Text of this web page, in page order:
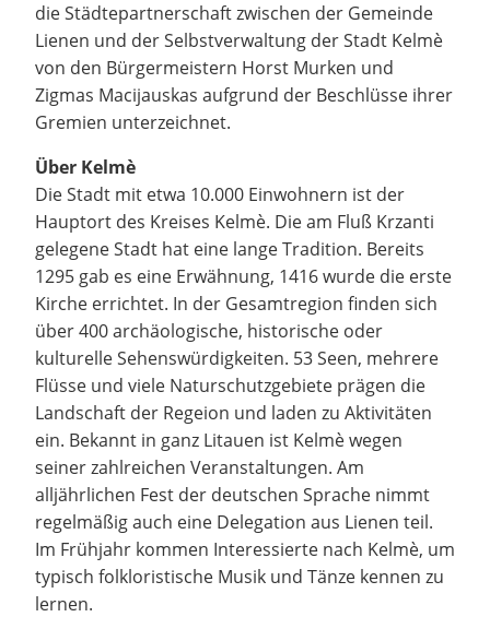
die Städtepartnerschaft zwischen der Gemeinde
Lienen und der Selbstverwaltung der Stadt Kelmè
von den Bürgermeistern Horst Murken und
Zigmas Macijauskas aufgrund der Beschlüsse ihrer
Gremien unterzeichnet.
Über Kelmè
Die Stadt mit etwa 10.000 Einwohnern ist der
Hauptort des Kreises Kelmè. Die am Fluß Krzanti
gelegene Stadt hat eine lange Tradition. Bereits
1295 gab es eine Erwähnung, 1416 wurde die erste
Kirche errichtet. In der Gesamtregion finden sich
über 400 archäologische, historische oder
kulturelle Sehenswürdigkeiten. 53 Seen, mehrere
Flüsse und viele Naturschutzgebiete prägen die
Landschaft der Regeion und laden zu Aktivitäten
ein. Bekannt in ganz Litauen ist Kelmè wegen
seiner zahlreichen Veranstaltungen. Am
alljährlichen Fest der deutschen Sprache nimmt
regelmäßig auch eine Delegation aus Lienen teil.
Im Frühjahr kommen Interessierte nach Kelmè, um
typisch folkloristische Musik und Tänze kennen zu
lernen.